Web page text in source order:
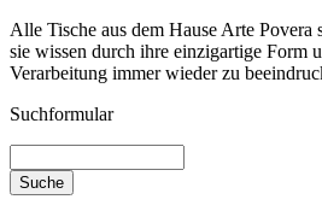
Alle Tische aus dem Hause Arte Povera
sie wissen durch ihre einzigartige Form
Verarbeitung immer wieder zu
Suchformular